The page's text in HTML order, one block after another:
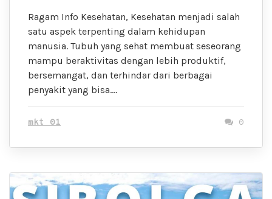
Ragam Info Kesehatan, Kesehatan menjadi salah
satu aspek terpenting dalam kehidupan
manusia. Tubuh yang sehat membuat seseorang
mampu beraktivitas dengan lebih produktif,
bersemangat, dan terhindar dari berbagai
penyakit yang bisa….
mkt 01 0